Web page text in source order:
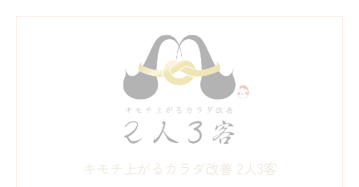
キモチ上がるカラダ改善 2人3客